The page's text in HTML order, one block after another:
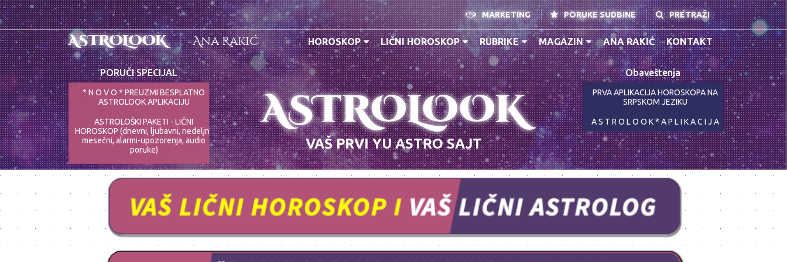
MARKETING PORUKE SUDBINE PRETRAŽI
ASTROLOOK Ana Rakić HOROSKOP LIČNI HOROSKOP RUBRIKE MAGAZIN ANA RAKIĆ KONTAKT
ASTROLOOK
VAŠ PRVI YU ASTRO SAJT
Obaveštenja
PRVA APLIKACIJA HOROSKOPA NA
SRPSKOM JEZIKU
A S T R O L O O K * A P L I K A C I J A
PORUČI SPECIJAL
* N O V O * PREUZMI BESPLATNO
ASTROLOOK APLIKACIJU
ASTROLOŠKI PAKETI - LIČNI
HOROSKOP (dnevni, ljubavni, nedeljni,
mesečni, alarmi-upozorenja, audio
poruke)
ASTRO-PSIHOLOG - NAJPRECIZNIJE
ANALIZE